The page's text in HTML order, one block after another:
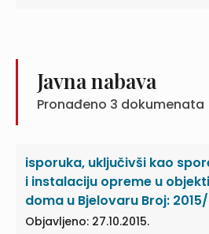
Javna nabava
Pronađeno 3 dokumenata
isporuka, uključivši kao
i instalaciju opreme u
doma u Bjelovaru Broj:
Objavljeno: 27.10.2015.